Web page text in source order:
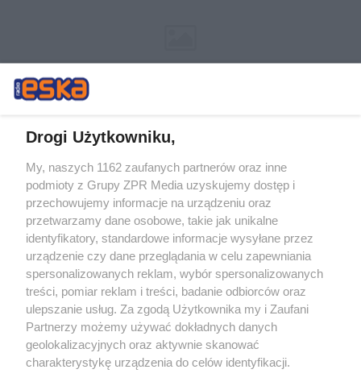
Żaden utwór zamieszczony w serwisie nie może być powielany i
rozpowszechniany lub dalej rozpowszechniany w jakikolwiek sposób (w
tym także elektroniczny lub mechaniczny) na jakimkolwiek polu
eksploatacji w jakiejkolwiek formie, włącznie z umieszczaniem w
Internecie bez pisemnej zgody właściciela praw. Jakiekolwiek użycie lub
wykorzystanie utworów w całości lub w części z naruszeniem prawa,
tzn. bez właściwej zgody, jest zabronione pod groźbą kary i może być
ścigane prawnie.
Drogi Użytkowniku,
My, naszych 1162 zaufanych partnerów oraz inne
podmioty z Grupy ZPR Media uzyskujemy dostęp i
przechowujemy informacje na urządzeniu oraz
przetwarzamy dane osobowe, takie jak unikalne
identyfikatory, standardowe informacje wysyłane przez
urządzenie czy dane przeglądania w celu zapewniania
spersonalizowanych reklam, wybór spersonalizowanych
treści, pomiar reklam i treści, badanie odbiorców oraz
ulepszanie usług. Za zgodą Użytkownika my i Zaufani
Partnerzy możemy używać dokładnych danych
geolokalizacyjnych oraz aktywnie skanować
charakterystykę urządzenia do celów identyfikacji.